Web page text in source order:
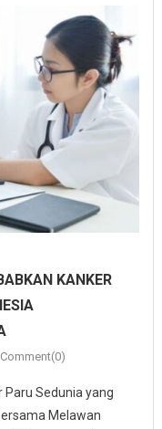
KANKER
Comment(0)
Paru Sedunia yang
Melawan